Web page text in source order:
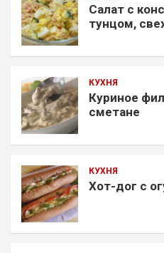
Салат с
тунцом,
КУХНЯ
Куриное
сметане
КУХНЯ
Хот-дог с